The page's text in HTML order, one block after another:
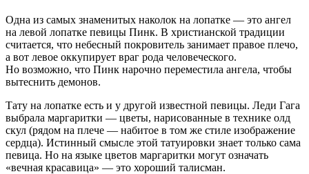
Одна из самых знаменитых наколок на лопатке — это ангел
на левой лопатке певицы Пинк. В христианской традиции
считается, что небесный покровитель занимает правое плечо,
а вот левое оккупирует враг рода человеческого.
Но возможно, что Пинк нарочно переместила ангела, чтобы
вытеснить демонов.
Тату на лопатке есть и у другой известной певицы. Леди Гага
выбрала маргаритки — цветы, нарисованные в технике олд
скул (рядом на плече — набитое в том же стиле изображение
сердца). Истинный смысле этой татуировки знает только сама
певица. Но на языке цветов маргаритки могут означать
«вечная красавица» — это хороший талисман.